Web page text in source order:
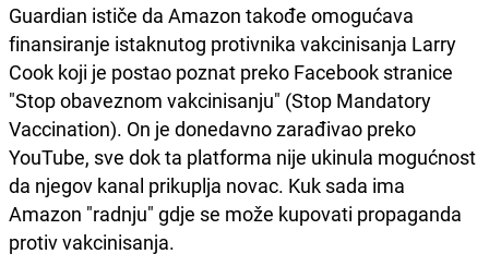
Guardian ističe da Amazon takođe omogućava
finansiranje istaknutog protivnika vakcinisanja Larry
Cook koji je postao poznat preko Facebook stranice
"Stop obaveznom vakcinisanju" (Stop Mandatory
Vaccination). On je donedavno zarađivao preko
YouTube, sve dok ta platforma nije ukinula mogućnost
da njegov kanal prikuplja novac. Kuk sada ima
Amazon "radnju" gdje se može kupovati propaganda
protiv vakcinisanja.